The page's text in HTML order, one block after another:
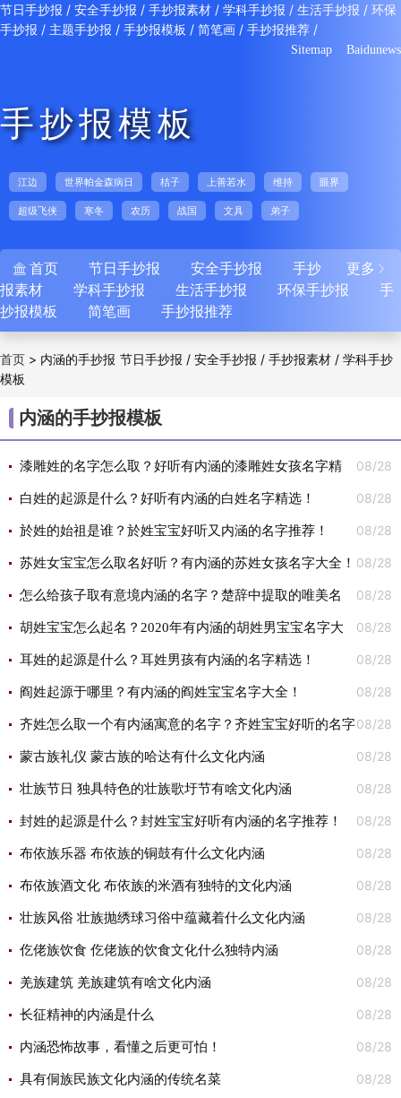
节日手抄报 / 安全手抄报 / 手抄报素材 / 学科手抄报 / 生活手抄报 / 环保
手抄报 / 主题手抄报 / 手抄报模板 / 简笔画 / 手抄报推荐 /
Sitemap Baidunews
手抄报模板
江边 世界帕金森病日 桔子 上善若水 维持 眼界
超级飞侠 寒冬 农历 战国 文具 弟子
更多 
 首页 节日手抄报 安全手抄报
手抄
报素材
学科手抄报 生活手抄报 环保手抄报
手
抄报模板
简笔画 手抄报推荐
节日手抄报 /安全手抄报 /手抄报素材 /学科手抄
首页 > 内涵的手抄报
模板
内涵的手抄报模板
08/28
漆雕姓的名字怎么取？好听有内涵的漆雕姓女孩名字精
选！ 08/28
白姓的起源是什么？好听有内涵的白姓名字精选！
08/28
於姓的始祖是谁？於姓宝宝好听又内涵的名字推荐！
08/28
苏姓女宝宝怎么取名好听？有内涵的苏姓女孩名字大全！
08/28
怎么给孩子取有意境内涵的名字？楚辞中提取的唯美名
字！ 08/28
胡姓宝宝怎么起名？2020年有内涵的胡姓男宝宝名字大
全！ 08/28
耳姓的起源是什么？耳姓男孩有内涵的名字精选！
08/28
阎姓起源于哪里？有内涵的阎姓宝宝名字大全！
08/28
齐姓怎么取一个有内涵寓意的名字？齐姓宝宝好听的名字
精选！ 08/28
蒙古族礼仪 蒙古族的哈达有什么文化内涵
08/28
壮族节日 独具特色的壮族歌圩节有啥文化内涵
08/28
封姓的起源是什么？封姓宝宝好听有内涵的名字推荐！
08/28
布依族乐器 布依族的铜鼓有什么文化内涵
08/28
布依族酒文化 布依族的米酒有独特的文化内涵
08/28
壮族风俗 壮族抛绣球习俗中蕴藏着什么文化内涵
08/28
仡佬族饮食 仡佬族的饮食文化什么独特内涵
08/28
羌族建筑 羌族建筑有啥文化内涵
08/28
长征精神的内涵是什么
08/28
内涵恐怖故事，看懂之后更可怕！
08/28
具有侗族民族文化内涵的传统名菜